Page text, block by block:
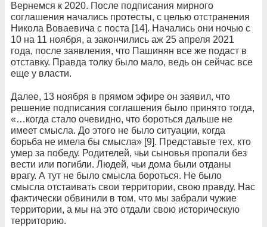
Вернемся к 2020. После подписания мирного
соглашения начались протесты, с целью отстранения
Никола Воваевича с поста [14]. Начались они ночью с
10 на 11 ноября, а закончились аж 25 апреля 2021
года, после заявления, что Пашинян все же подаст в
отставку. Правда толку было мало, ведь он сейчас все
еще у власти.
Далее, 13 ноября в прямом эфире он заявил, что
решение подписания соглашения было принято тогда,
«…когда стало очевидно, что бороться дальше не
имеет смысла. До этого не было ситуации, когда
борьба не имела бы смысла» [9]. Представьте тех, кто
умер за победу. Родителей, чьи сыновья пропали без
вести или погибли. Людей, чьи дома были отданы
врагу. А тут не было смысла бороться. Не было
смысла отстаивать свои территории, свою правду. Нас
фактически обвинили в том, что мы забрали чужие
территории, а мы на это отдали свою историческую
территорию.